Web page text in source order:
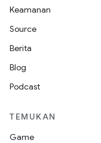
Keamanan
Source
Berita
Blog
Podcast
TEMUKAN
Game